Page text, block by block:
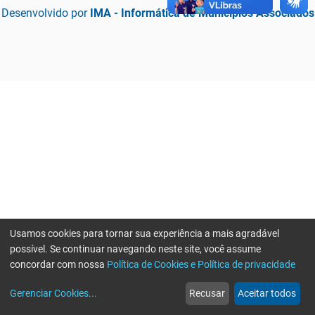
Desenvolvido por IMA - Informática de Municípios Associados
web
Notícias
more_horiz
Mais
Usamos cookies para tornar sua experiência a mais agradável
possível. Se continuar navegando neste site, você assume
concordar com nossa Política de Cookies e Política de privacidade
Gerenciar Cookies... Recusar Aceitar todos
Erro ao enviar informações, por favor tente novamente